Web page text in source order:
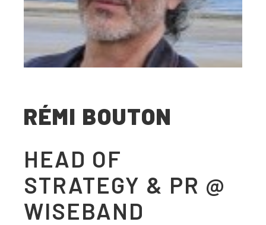
RÉMI BOUTON
HEAD OF
STRATEGY & PR @
WISEBAND